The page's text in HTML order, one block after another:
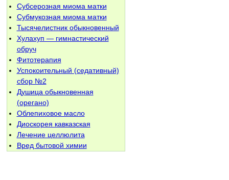
Субсерозная миома матки
Субмукозная миома матки
Тысячелистник обыкновенный
Хулахуп — гимнастический
обруч
Фитотерапия
Успокоительный (седативный)
сбор №2
Душица обыкновенная
(орегано)
Облепиховое масло
Диоскорея кавказская
Лечение целлюлита
Вред бытовой химии